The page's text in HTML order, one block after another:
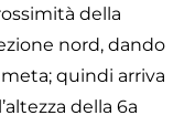
della
nord, dando
quindi arriva
della 6a